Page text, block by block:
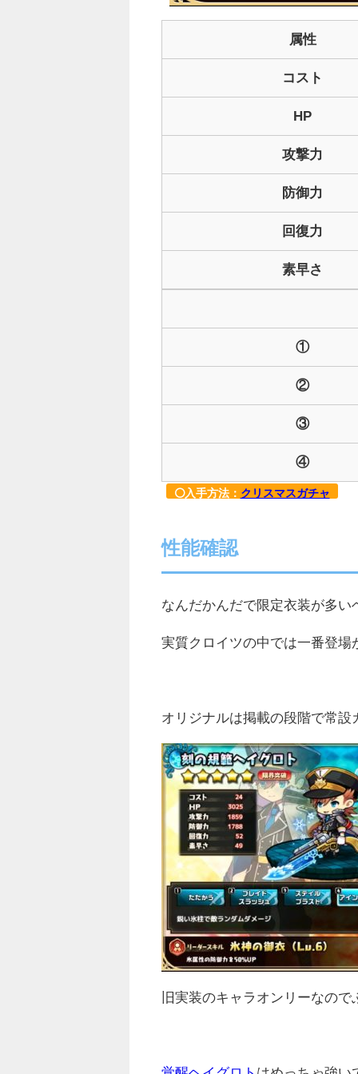
属性
コスト
HP
攻撃力
防御力
回復力
素早さ
①
②
③
④
入手方法： クリスマスガチャ
性能確認
なんだかんだで限定衣装が多い
実質クロイツの中では一番登場
オリジナルは掲載の段階で常
旧実装のキャラオンリーなの